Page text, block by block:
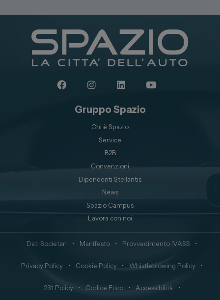
Gruppo Spazio
Chi è Spazio
Service
B2B
Convenzioni
Dipendenti Stellantis
News
Spazio Campus
Lavora con noi
Dati Societari • Manifesto • Provvedimento IVASS •
Privacy Policy • Cookie Policy • Whistleblowing Policy •
231 Policy • Codice Etico • Accessibilità •